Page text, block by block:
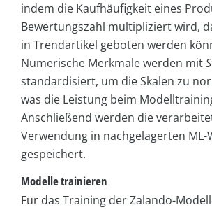
indem die Kaufhäufigkeit eines
Bewertungszahl multipliziert wird,
in Trendartikel geboten werden
Numerische Merkmale werden mit
standardisiert, um die Skalen zu
was die Leistung beim
Anschließend werden die
Verwendung in nachgelagerten ML-
gespeichert.
Modelle trainieren
Für das Training der Zalando-